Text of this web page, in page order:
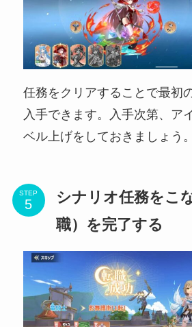
任務をクリアすることで最初
入手できます。入手次第、ア
ベル上げをしておきましょう。
STEP
シナリオ任務をこ
職）を完了する